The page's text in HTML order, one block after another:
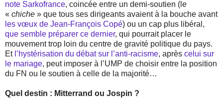
note Sarkofrance, coincée entre un demi-soutien (le
« chiche » que tous ses dirigeants avaient à la bouche avant
les vœux de Jean-François Copé) ou un cap plus libéral,
que semble préparer ce dernier, qui pourrait placer le
mouvement trop loin du centre de gravité politique du pays.
Et l’hystérisation du débat sur l’anti-racisme, après celui sur
le mariage, peut imposer à l’UMP de choisir entre la position
du FN ou le soutien à celle de la majorité…
Quel destin : Mitterrand ou Jospin ?